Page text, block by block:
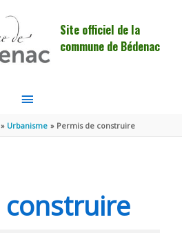
Site officiel de la
commune de Bédenac
MENU
PRINCIPAL
Urbanisme Permis de construire
construire